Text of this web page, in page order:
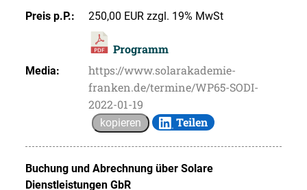
Preis p.P.:
250,00 EUR zzgl. 19% MwSt
Programm
Media:
https://www.solarakademie-
franken.de/termine/WP65-SODI-
2022-01-19
kopieren Teilen
Buchung und Abrechnung über Solare
Dienstleistungen GbR